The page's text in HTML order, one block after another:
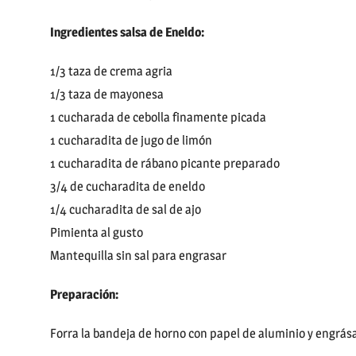
Ingredientes salsa de Eneldo:
1/3 taza de crema agria
1/3 taza de mayonesa
1 cucharada de cebolla finamente picada
1 cucharadita de jugo de limón
1 cucharadita de rábano picante preparado
3/4 de cucharadita de eneldo
1/4 cucharadita de sal de ajo
Pimienta al gusto
Mantequilla sin sal para engrasar
Preparación:
Forra la bandeja de horno con papel de aluminio y